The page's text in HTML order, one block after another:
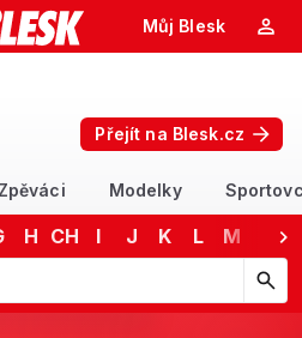
Můj Blesk
Přejít na Blesk.cz
Zpěváci Modelky
H CH I J K L M
a nahoru procházejte návrhy,